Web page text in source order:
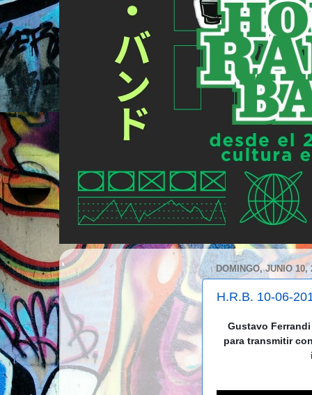
DOMINGO, JUNIO 10,
H.R.B. 10-06-
Gustavo
para transmitir